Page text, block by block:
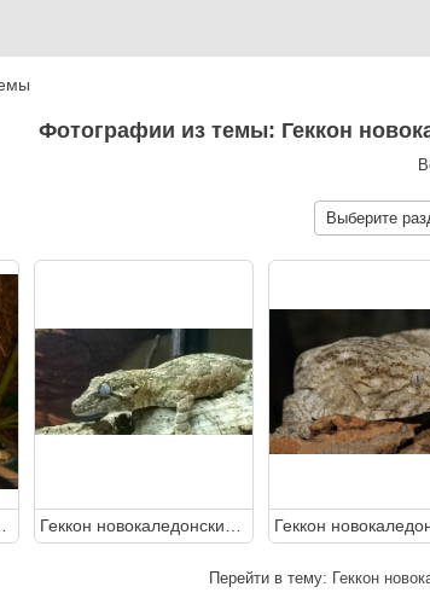
Фотографии из темы: Геккон
Перейти в тему: Геккон